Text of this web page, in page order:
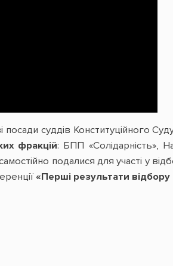
посади суддів Конституційного
фракцій: БПП «Солідарність»,
подалися для участі у
«Перші результати